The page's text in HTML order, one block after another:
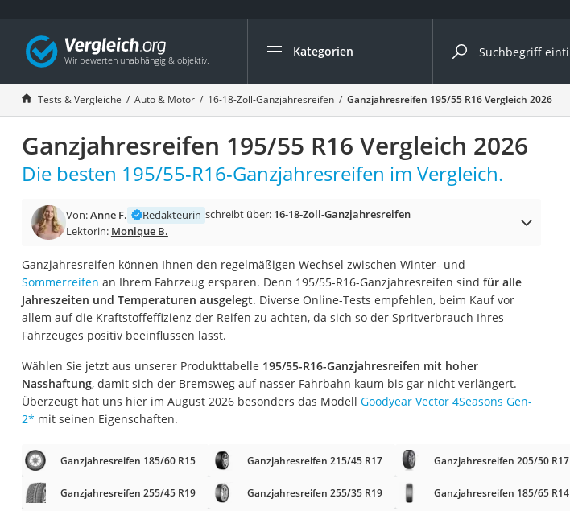
Kategorien
Die beliebtesten Vergleiche nach Kategorie
Auto & Motor
Fahrradträger-Anhängerkupplung (4 Fahrräder)
Fahrradträger
Fahrradträger (Anhängerkupplung)
Fahrradträger 3 Fahrräder
Benzinkanister (20 l)
Fahrradträger E-Bike
Benzinkanister
Marderschreck
AGM-Batterie Wohnmobil
Thule-Fahrradträger
Sommerreifen 205/55 R16
Starthilfe mit Kompressor
Tests & Vergleiche Auto & Motor 16-18-Zoll-Ganzjahresreifen Ganzjahresreifen 195/55 R16 Vergleich 2026
Ganzjahresreifen 195/55 R16 Vergleich 2026
Die besten 195/55-R16-Ganzjahresreifen im Vergleich.
Von:Anne F. Redakteurin schreibt über: 16-18-Zoll-Ganzjahresreifen
Lektorin: Monique B.
Ganzjahresreifen können Ihnen den regelmäßigen Wechsel zwischen Winter- und
Sommerreifen an Ihrem Fahrzeug ersparen. Denn 195/55-R16-Ganzjahresreifen sind für alle
Jahreszeiten und Temperaturen ausgelegt. Diverse Online-Tests empfehlen, beim Kauf vor
allem auf die Kraftstoffeffizienz der Reifen zu achten, da sich so der Spritverbrauch Ihres
Fahrzeuges positiv beeinflussen lässt.
Wählen Sie jetzt aus unserer Produkttabelle 195/55-R16-Ganzjahresreifen mit hoher
Nasshaftung, damit sich der Bremsweg auf nasser Fahrbahn kaum bis gar nicht verlängert.
Überzeugt hat uns hier im August 2026 besonders das Modell Goodyear Vector 4Seasons Gen-
2* mit seinen Eigenschaften.
Ganzjahresreifen 185/60 R15 Ganzjahresreifen 215/45 R17 Ganzjahresreifen 205/50 R17
Ganzjahresreifen 255/45 R19 Ganzjahresreifen 255/35 R19 Ganzjahresreifen 185/65 R14